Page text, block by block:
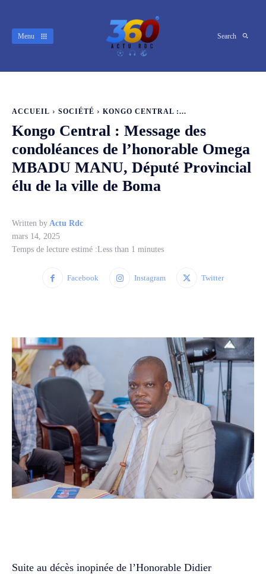
Menu Search
ACCUEIL SOCIÉTÉ KONGO CENTRAL :...
Kongo Central : Message des
condoléances de l’honorable Omega
MBADU MANU, Député Provincial
élu de la ville de Boma
Written by Actu Rdc
mars 14, 2025
Temps de lecture estimé :Less than 1 minutes
Facebook Instagram Twitter
Suite au décès inopinée de l’Honorable Didier